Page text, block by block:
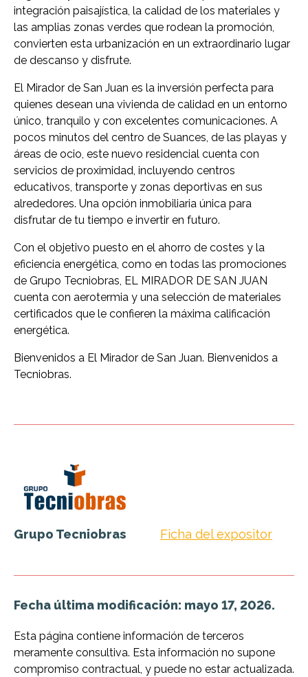
integración paisajística, la calidad de los materiales y
las amplias zonas verdes que rodean la promoción,
convierten esta urbanización en un extraordinario lugar
de descanso y disfrute.
El Mirador de San Juan es la inversión perfecta para
quienes desean una vivienda de calidad en un entorno
único, tranquilo y con excelentes comunicaciones. A
pocos minutos del centro de Suances, de las playas y
áreas de ocio, este nuevo residencial cuenta con
servicios de proximidad, incluyendo centros
educativos, transporte y zonas deportivas en sus
alrededores. Una opción inmobiliaria única para
disfrutar de tu tiempo e invertir en futuro.
Con el objetivo puesto en el ahorro de costes y la
eficiencia energética, como en todas las promociones
de Grupo Tecniobras, EL MIRADOR DE SAN JUAN
cuenta con aerotermia y una selección de materiales
certificados que le confieren la máxima calificación
energética.
Bienvenidos a El Mirador de San Juan. Bienvenidos a
Tecniobras.
Grupo Tecniobras Ficha del expositor
Fecha última modificación: mayo 17, 2026.
Esta página contiene información de terceros
meramente consultiva. Esta información no supone
compromiso contractual, y puede no estar actualizada.